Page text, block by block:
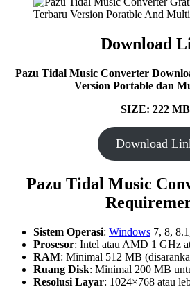
Download
Pazu Tidal Music Converter
Version Portable dan
SIZE: 222 MB
Download
Pazu Tidal Music
Sistem Operasi: Windows 7, 8,
Prosesor: Intel atau AMD 1 GHz
RAM: Minimal 512 MB
Ruang Disk: Minimal 200 MB
Resolusi Layar: 1024×768 atau